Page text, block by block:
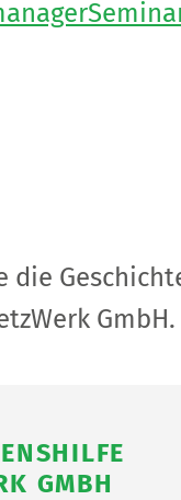
die
GmbH.
GMBH